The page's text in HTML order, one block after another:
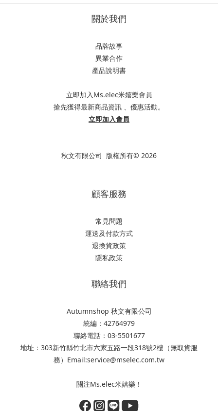
關於我們
品牌故事
異業合作
產品說明書
立即加入Ms.elec米嬉樂會員
搶先獲得最新商品資訊 、優惠活動。
立即加入會員
秋文有限公司 版權所有© 2026
顧客服務
常見問題
運送及付款方式
退換貨政策
隱私政策
聯絡我們
Autumnshop 秋文有限公司
統編：42764979
聯絡電話：03-5501677
地址：303新竹縣竹北市六家五路一段318號2樓（無取貨服
務）Email:service@mselec.com.tw
關注Ms.elec米嬉樂！